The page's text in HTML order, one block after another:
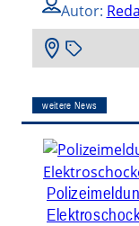
Autor:
weitere News